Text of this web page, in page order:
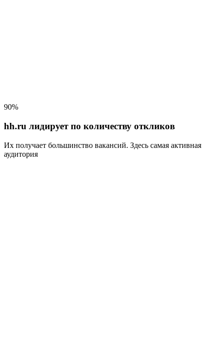
90%
hh.ru лидирует по количеству откликов
Их получает большинство вакансий. Здесь самая активная
аудитория